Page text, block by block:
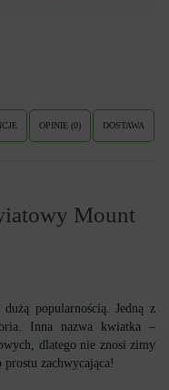
OPINIE (0) DOSTAWA
Mount
popularnością. Jedną z
Inna nazwa kwiatka –
dlatego nie znosi zimy
prostu zachwycająca!